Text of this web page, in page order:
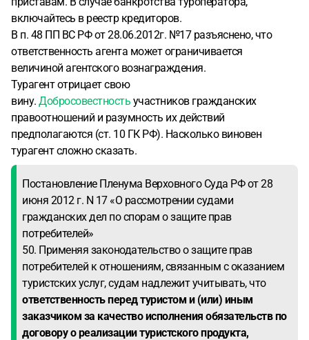
включайтесь в реестр кредиторов.
В п. 48 ПП ВС РФ от 28.06.2012г. №17 разъяснено, что
ответственность агента может ограничивается
величиной агентского вознаграждения.
Турагент отрицает свою
вину. Добросовестность участников гражданских
правоотношений и разумность их действий
предполагаются (ст. 10 ГК РФ). Насколько виновен
турагент сложно сказать.
Постановление Пленума Верховного Суда РФ от 28
июня 2012 г. N 17 «О рассмотрении судами
гражданских дел по спорам о защите прав
потребителей»
50. Применяя законодательство о защите прав
потребителей к отношениям, связанным с оказанием
туристских услуг, судам надлежит учитывать, что
ответственность перед туристом и (или) иным
заказчиком за качество исполнения обязательств по
договору о реализации туристского продукта,